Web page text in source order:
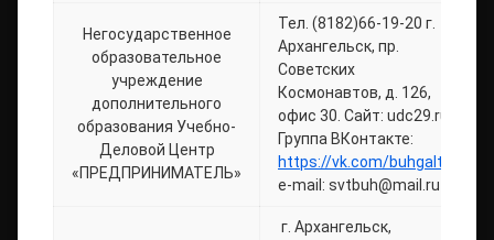
Негосударственное
образовательное
учреждение
дополнительного
образования Учебно-
Деловой Центр
«ПРЕДПРИНИМАТЕЛЬ»
Тел. (8182)66-19-20 г.
Архангельск, пр.
Советских
Космонавтов, д. 126,
офис 30. Сайт: udc29.ru
Группа ВКонтакте:
https://vk.com/buhgaltet
e-mail: svtbuh@mail.ru
г. Архангельск,